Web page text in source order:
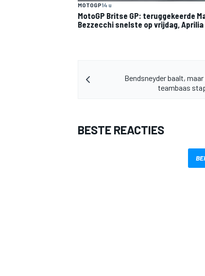
MOTOGP14 u
MotoGP Britse GP: teruggekeerde
Bezzecchi snelste op vrijdag,
Bendsneyder baalt,
teambaas
BESTE REACTIES